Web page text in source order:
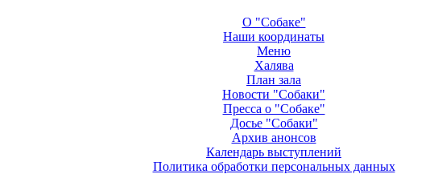
О "Собаке"
Наши координаты
Меню
Халява
План зала
Новости "Собаки"
Пресса о "Собаке"
Досье "Собаки"
Архив анонсов
Календарь выступлений
Политика обработки персональных данных